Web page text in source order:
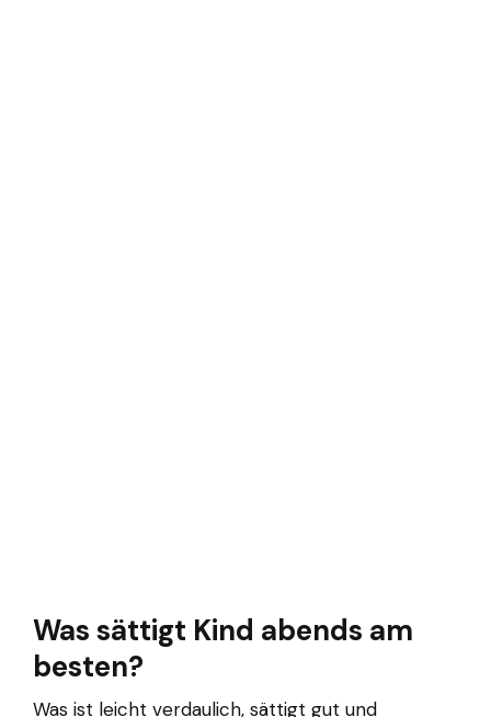
Was sättigt Kind abends am
besten?
Was ist leicht verdaulich, sättigt gut und